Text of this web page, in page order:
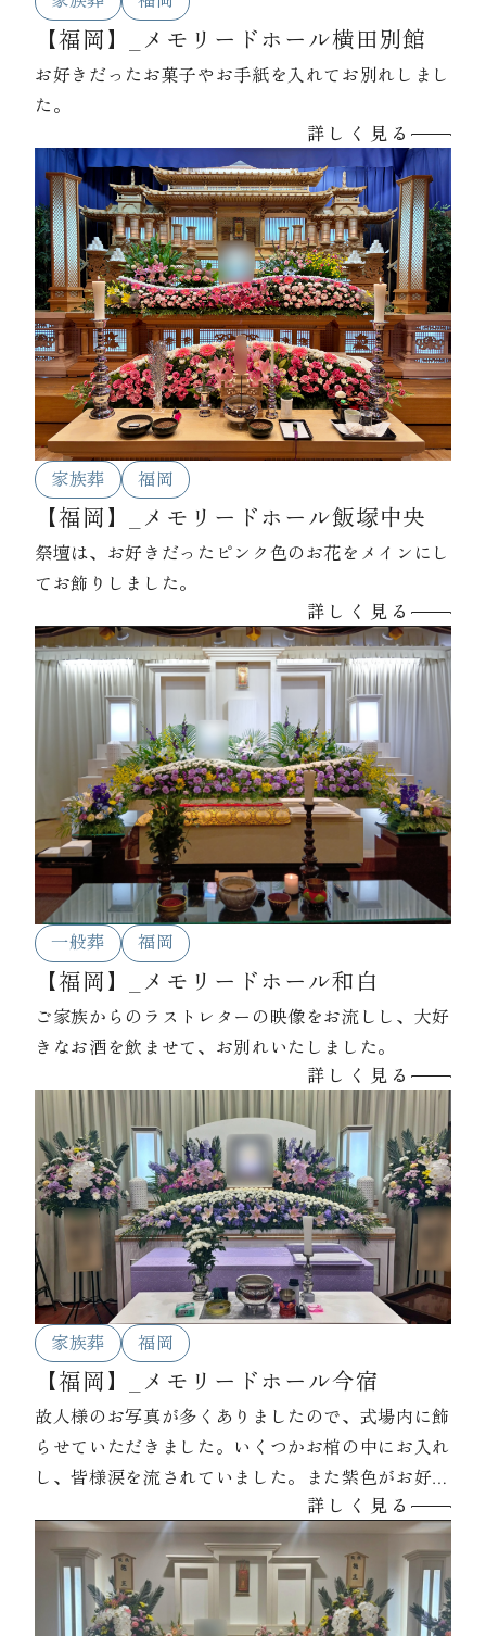
【福岡】_メモリードホール横田別館
お好きだったお菓子やお手紙を入れてお別れしまし
た。
詳しく見る
家族葬 福岡
【福岡】_メモリードホール飯塚中央
祭壇は、お好きだったピンク色のお花をメインにし
てお飾りしました。
詳しく見る
一般葬 福岡
【福岡】_メモリードホール和白
ご家族からのラストレターの映像をお流しし、大好
きなお酒を飲ませて、お別れいたしました。
詳しく見る
家族葬 福岡
【福岡】_メモリードホール今宿
故人様のお写真が多くありましたので、式場内に飾
らせていただきました。いくつかお棺の中にお入れ
し、皆様涙を流されていました。また紫色がお好き
だったとの事で、祭壇やご遺影写真など全てを紫色
で統一しました。
詳しく見る